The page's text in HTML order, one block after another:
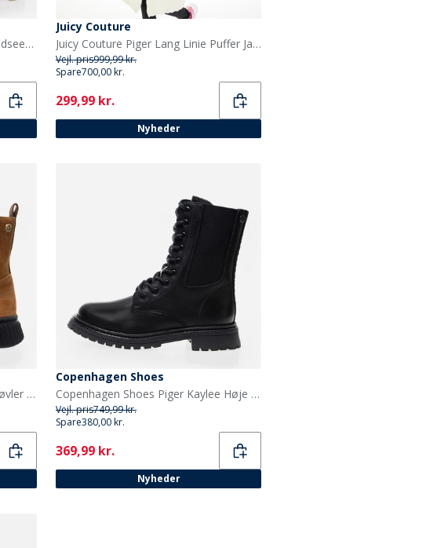
Copenhagen Shoes Piger Gode Udseende Piger Lave Støvler 059 Bronze
Juicy Couture
Juicy Couture Piger Lang Linie Puffer Jakke Vanilje Is
Vejl. pris999,99 kr.
Spare700,00 kr.
Current
299,99 kr.
Nyheder
Copenhagen Shoes Piger Vera Støvler 0241 Cognac
Copenhagen Shoes
Copenhagen Shoes Piger Kaylee Høje Støvler 0001 Black
Vejl. pris749,99 kr.
Spare380,00 kr.
Current
369,99 kr.
Nyheder